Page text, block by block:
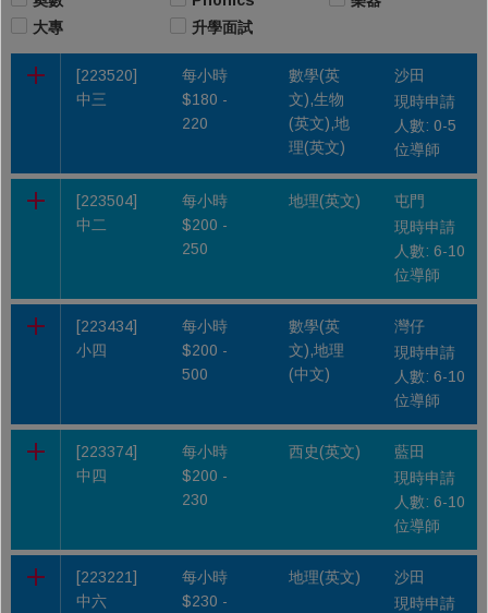
大專
升學面試
[223520]
中三
每小時
$180 -
220
數學(英
文),生物
(英文),地
理(英文)
沙田
現時申請
人數: 0-5
位導師
[223504]
中二
每小時
$200 -
250
地理(英文)
屯門
現時申請
人數: 6-10
位導師
[223434]
小四
每小時
$200 -
500
數學(英
文),地理
(中文)
灣仔
現時申請
人數: 6-10
位導師
[223374]
中四
每小時
$200 -
230
西史(英文)
藍田
現時申請
人數: 6-10
位導師
[223221]
中六
每小時
$230 -
地理(英文)
沙田
現時申請